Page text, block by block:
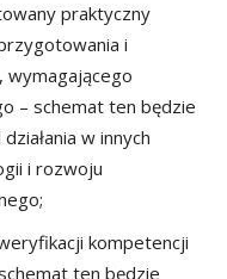
praktyczny
i
wymagającego
– schemat ten będzie
w innych
i rozwoju
kompetencji
ten będzie